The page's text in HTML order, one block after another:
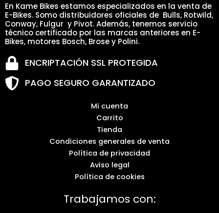
En Kame Bikes estamos especializados en la venta de
E-Bikes. Somo distribuidores oficiales de Bulls, Rotwild,
Conway, Fulgur y Pivot. Además, tenemos servicio
técnico certificado por las marcas anteriores en E-
Bikes, motores Bosch, Brose y Polini.
ENCRIPTACIÓN SSL PROTEGIDA
PAGO SEGURO GARANTIZADO
Mi cuenta
Carrito
Tienda
Condiciones generales de venta
Política de privacidad
Aviso legal
Política de cookies
Trabajamos con: